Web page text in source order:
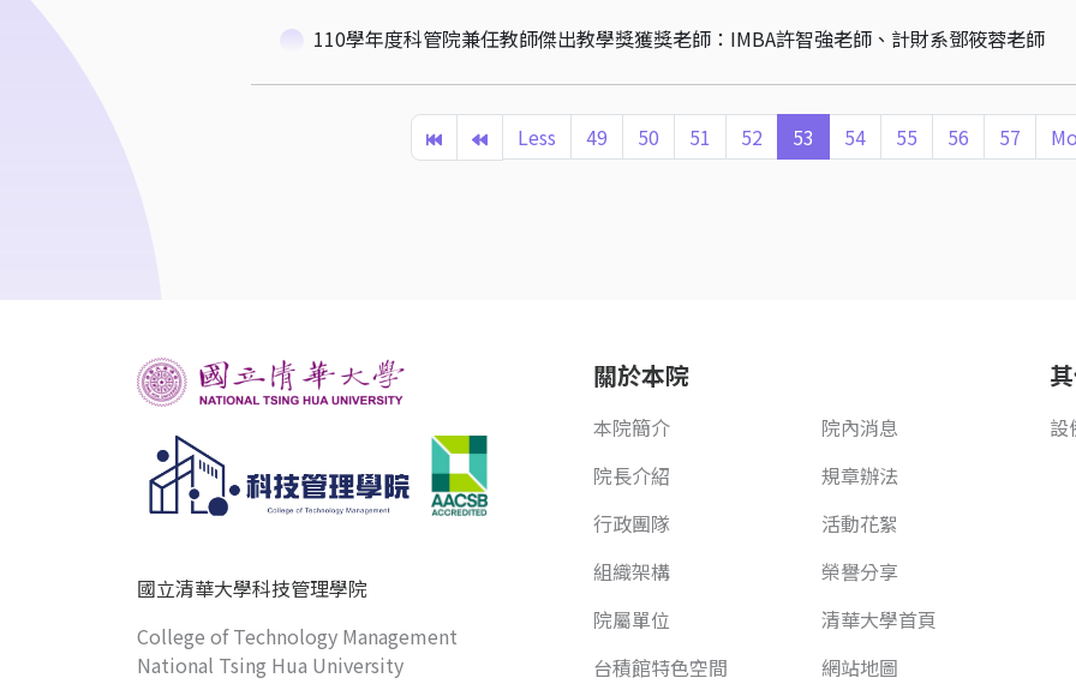
110學年度科管院兼任教師傑出教學獎獲獎老師：IMBA許智強老師、計財系鄧筱蓉老師
Less 49 50 51 52 53 54 55 56 57
國立清華大學科技管理學院
College of Technology Management
National Tsing Hua University
關於本院
本院簡介
院長介紹
行政團隊
組織架構
院屬單位
台積館特色空間
院內消息
規章辦法
活動花絮
榮譽分享
清華大學首頁
網站地圖
設